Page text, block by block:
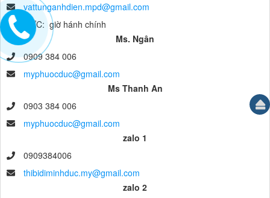
vattunganhdien.mpd@gmail.com
anh ĐỨC: giờ hánh chính
Ms. Ngân
0909 384 006
myphuocduc@gmail.com
Ms Thanh An
0903 384 006
myphuocduc@gmail.com
zalo 1
0909384006
thibidiminhduc.my@gmail.com
zalo 2